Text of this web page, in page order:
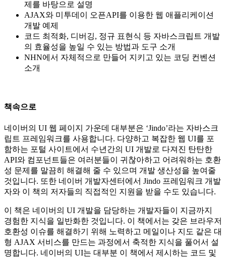
제를 바탕으로 설명
AJAX와 미투데이 오픈API를 이용한 웹 애플리케이션
개발 예제
코드 최적화, 디버깅, 정규 표현식 등 자바스크립트 개발
의 효율성을 높일 수 있는 방법과 도구 소개
NHN에서 자체적으로 만들어 지키고 있는 코딩 컨벤션
소개
책속으로
네이버의 UI 웹 페이지 가운데 대부분은 ‘Jindo’라는 자바스크
립트 프레임워크를 사용합니다. 다양하고 복잡한 웹 UI를 포
함하는 포털 사이트에서 수년간의 UI 개발로 다져진 탄탄한
API와 컴포넌트들은 여러분들이 귀찮아하고 어려워하는 호환
성 문제를 말끔히 해결해 줄 수 있으며 개발 생산성을 높여줄
것입니다. 또한 네이버 개발자센터에서 Jindo 프레임워크 개발
자와 이 책의 저자들의 직접적인 지원을 받을 수도 있습니다.
이 책은 네이버의 UI 개발을 담당하는 개발자들이 지금까지
경험한 지식을 일반화한 것입니다. 이 책에서는 갖은 브라우저
호환성 이슈를 해결하기 위해 노력하고 메일이나 지도 같은 대
형 AJAX 서비스를 만드는 과정에서 축적한 지식을 풀어서 설
명합니다. 네이버의 UI는 대부분 이 책에서 제시하는 코드 및